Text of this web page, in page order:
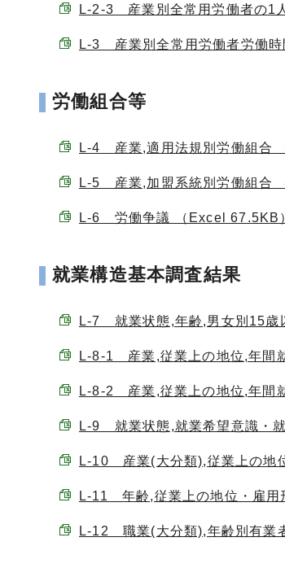
L-2-3 産業別全常用労働者の1
L-3 産業別全常用労働者労働時
労働組合等
L-4 産業,適用法規別労働組合
L-5 産業,加盟系統別労働組合
L-6 労働争議 （Excel 67.5KB
就業構造基本調査結果
L-7 就業状態,年齢,男女別15歳
L-8-1 産業,従業上の地位,年間
L-8-2 産業,従業上の地位,年間
L-9 就業状態,就業希望意識・
L-10 産業(大分類),従業上の地
L-11 年齢,従業上の地位・雇用
L-12 職業(大分類),年齢別有業